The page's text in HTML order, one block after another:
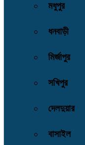
মধুপুর
ধনবাড়ী
মির্জাপুর
সখিপুর
দেলদুয়ার
বাসাইল